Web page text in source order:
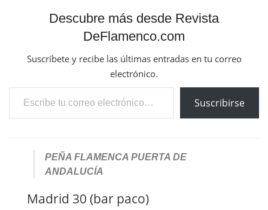
Descubre más desde Revista
DeFlamenco.com
Suscríbete y recibe las últimas entradas en tu correo
electrónico.
Escribe tu correo electrónico…
Suscribirse
PEÑA FLAMENCA PUERTA DE
ANDALUCÍA
Madrid 30 (bar paco)